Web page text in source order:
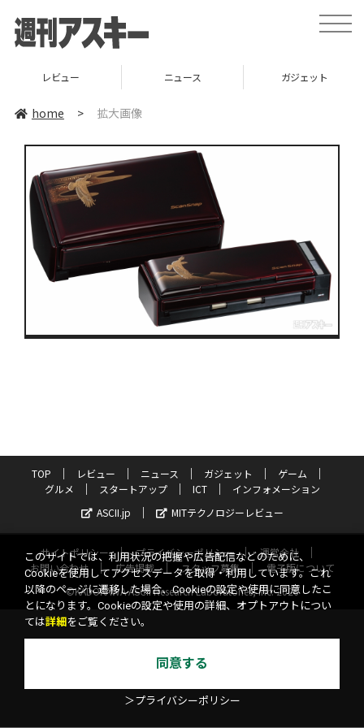
toggle
レビュー ニュース ガジェット
home > 拡大画像
TOP レビュー ニュース ガジェット
ゲーム
グルメ
スタートアップ ICT
インフォメーション
ASCII.jp
MITテクノロジーレビュー
サイトポリシー プライバシーポリシー
運営会社
お問い合わせ
広告掲載 スタッフ募集
電子版について
©KADOKAWA ASCII Research Laboratories, Inc. 2026
このサイトでは、利用状況の把握や広告配信などのために、
Cookieを使用してアクセスデータを取得・利用しています。これ
以降のページに遷移した場合、Cookieの設定や使用に同意したこ
とになります。Cookieの設定や使用の詳細、オプトアウトについ
ては詳細 をご覧ください。
同意する
＞プライバシーポリシー